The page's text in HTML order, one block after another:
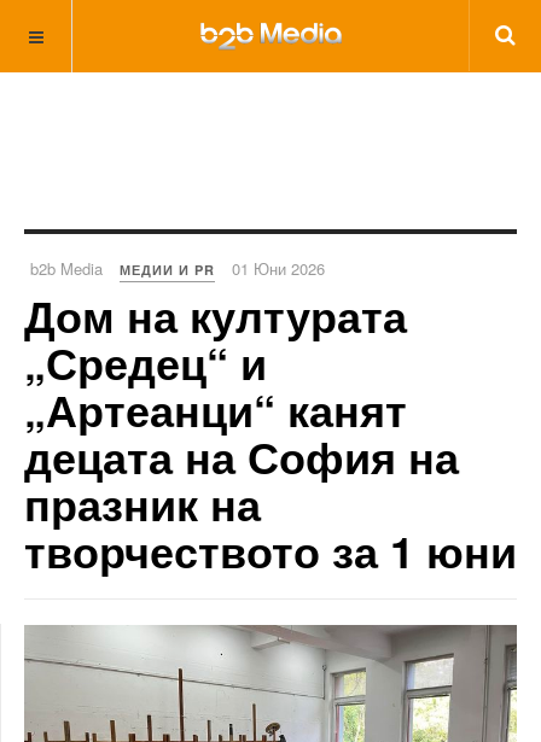
b2b Media МЕДИИ И PR 01 Юни 2026
Дом на културата
„Средец“ и
„Артеанци“ канят
децата на София на
празник на
творчеството за 1 юни